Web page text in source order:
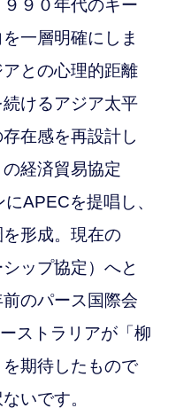
９０年代のキー
一層明確にしま
との心理的距離
けるアジア太平
在感を再設計し
経済貿易協定
APECを提唱し、
形成。現在の
ップ協定）へと
のパース国際会
ストラリアが「柳
期待したもので
いです。